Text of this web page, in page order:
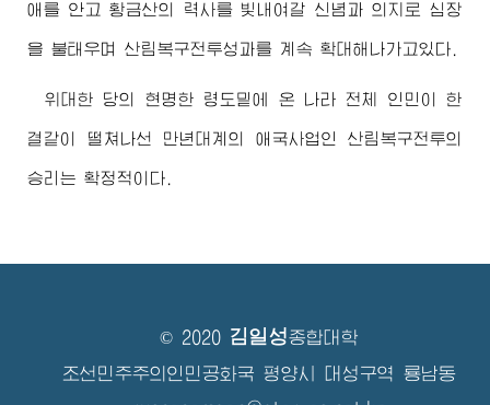
애를 안고 황금산의 력사를 빛내여갈 신념과 의지로 심장
을 불태우며 산림복구전투성과를 계속 확대해나가고있다.
위대한 당의 현명한 령도밑에 온 나라 전체 인민이 한
결같이 떨쳐나선 만년대계의 애국사업인 산림복구전투의
승리는 확정적이다.
© 2020 김일성종합대학
조선민주주의인민공화국 평양시 대성구역 룡남동